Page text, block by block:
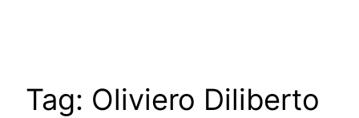
Tag: Oliviero Diliberto